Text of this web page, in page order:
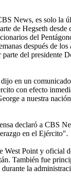
News, es solo la
de Hegseth
del
después de
del presidente
en un
con efecto
a nuestra
declaró a CBS
en el Ejército".
West Point y oficial
También fue
la